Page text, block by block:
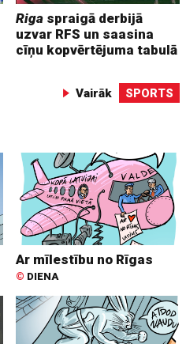
Riga spraigā derbijā
uzvar RFS un saasina
cīņu kopvērtējuma tabulā
Vairāk SPORTS
Ar mīlestību no Rīgas
© DIENA